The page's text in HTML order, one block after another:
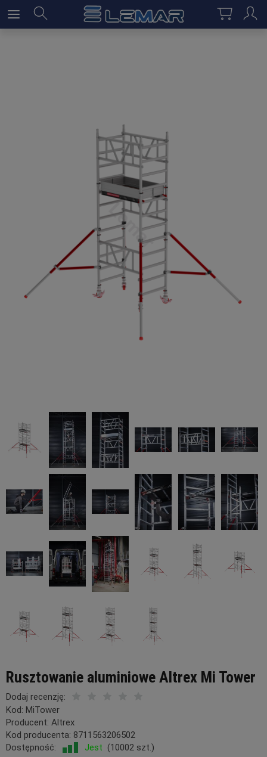
Rusztowanie aluminiowe Altrex Mi Tower
Dodaj recenzję:
Kod: MiTower
Producent: Altrex
Kod producenta: 8711563206502
Dostępność:
Jest (10002 szt.)